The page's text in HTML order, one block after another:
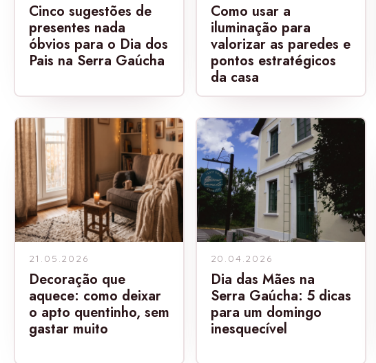
Cinco sugestões de
presentes nada
óbvios para o Dia dos
Pais na Serra Gaúcha
Como usar a
iluminação para
valorizar as paredes e
pontos estratégicos
da casa
21.05.2026
Decoração que
aquece: como deixar
o apto quentinho, sem
gastar muito
20.04.2026
Dia das Mães na
Serra Gaúcha: 5 dicas
para um domingo
inesquecível